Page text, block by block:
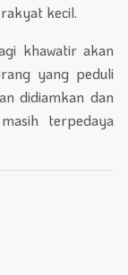
kecil.
khawatir akan
yang peduli
didiamkan dan
terpedaya